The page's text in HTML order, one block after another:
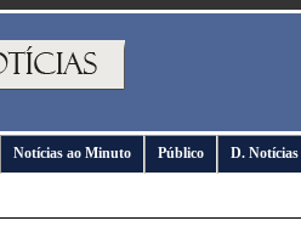
Notícias ao Minuto Público D. Notícias